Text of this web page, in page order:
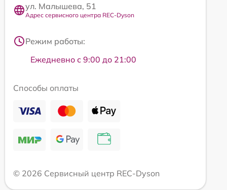
ул. Малышева, 51
Адрес сервисного центра REC-Dyson
Режим работы:
Ежедневно с 9:00 до 21:00
Способы оплаты
© 2026 Сервисный центр REC-Dyson